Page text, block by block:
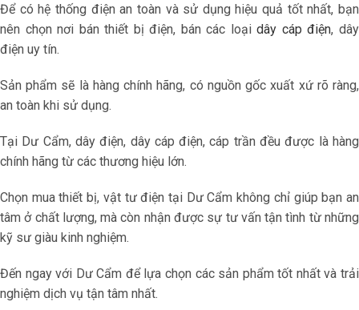
Để có hệ thống điện an toàn và sử dụng hiệu quả tốt nhất, bạn
nên chọn nơi bán thiết bị điện, bán các loạidây cáp điện, dây
điện uy tín.
Sản phẩm sẽ là hàng chính hãng, có nguồn gốc xuất xứ rõ ràng,
an toàn khi sử dụng.
Tại Dư Cẩm, dây điện, dây cáp điện, cáp trần đều được là hàng
chính hãng từ các thương hiệu lớn.
Chọn mua thiết bị, vật tư điện tại Dư Cẩm không chỉ giúp bạn an
tâm ở chất lượng, mà còn nhận được sự tư vấn tận tình từ những
kỹ sư giàu kinh nghiệm.
Đến ngay với Dư Cẩm để lựa chọn các sản phẩm tốt nhất và trải
nghiệm dịch vụ tận tâm nhất.